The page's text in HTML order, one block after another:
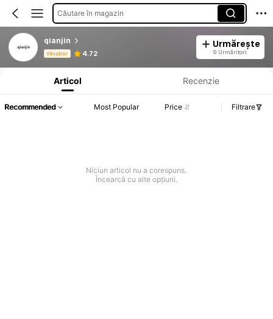
Căutare în magazin
qianjin
Vânzător 4.72
Urmărește
9 Urmăritori
Informații despre produs: Divulgarea prețului, detalii privind vânzările și stocul.
Articol Recenzie
Recommended Most Popular Price Filtrare
Niciun articol nu a corespuns.
Încearcă cu alte opțiuni.